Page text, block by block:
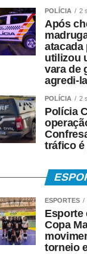
POLÍCIA 2
Após
atacada
utilizou
vara de
agredi-
POLÍCIA 2
Polícia
tráfico é
ESPORTES
Esporte
Copa
torneio